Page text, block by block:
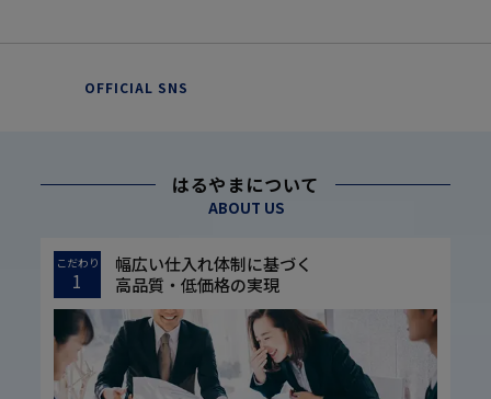
OFFICIAL SNS
はるやまについて
ABOUT US
こだわり
1
幅広い仕入れ体制に基づく
高品質・低価格の実現